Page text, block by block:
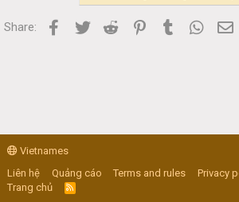
Share: Facebook
Twitter Reddit PinterestTumblr
Vietnames
Liên hệ
Quảng cáo Terms and rules Privacy
Trang chủ
R
S